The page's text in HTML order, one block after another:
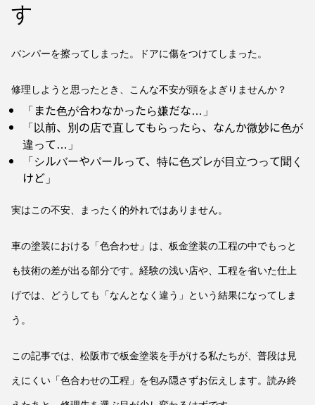
す
バンパーを擦ってしまった。ドアに傷をつけてしまった。
修理しようと思ったとき、こんな不安が頭をよぎりませんか？
「また色が合わなかったら嫌だな…」
「以前、別の店で直してもらったら、なんか微妙に色が
違って…」
「シルバーやパールって、特に色ズレが目立つって聞く
けど」
実はこの不安、まったく的外れではありません。
車の塗装における「色合わせ」は、板金塗装の工程の中でもっと
も技術の差が出る部分です。経験の浅い店や、工程を省いた仕上
げでは、どうしても「なんとなく違う」という結果になってしま
う。
この記事では、松阪市で板金塗装を手がける私たちが、普段は見
えにくい「色合わせの工程」を包み隠さずお伝えします。読み終